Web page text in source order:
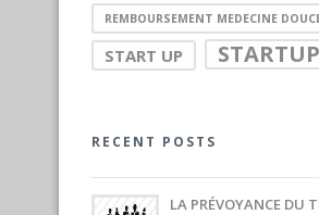
REMBOURSEMENT MEDECINE
START UP STARTUP
RECENT POSTS
LA PRÉVOYANCE DU